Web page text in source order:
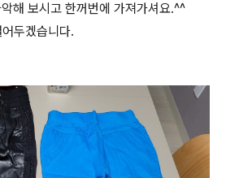
해 보시고 한꺼번에 가져가셔요.^^
두겠습니다.